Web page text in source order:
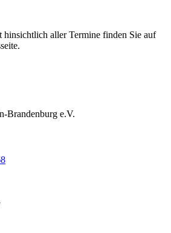
hinsichtlich aller Termine finden Sie auf
Brandenburg e.V.